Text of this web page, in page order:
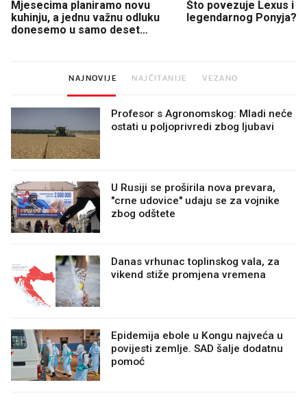
Mjesecima planiramo novu
kuhinju, a jednu važnu odluku
donesemo u samo deset
Što povezuje Lexus i
legendarnog Ponyja?
NAJNOVIJE NAJČITANIJE VEZANO
Profesor s Agronomskog: Mladi neće
ostati u poljoprivredi zbog ljubavi
U Rusiji se proširila nova prevara,
"crne udovice" udaju se za vojnike
zbog odštete
Danas vrhunac toplinskog vala, za
vikend stiže promjena vremena
Epidemija ebole u Kongu najveća u
povijesti zemlje. SAD šalje dodatnu
pomoć